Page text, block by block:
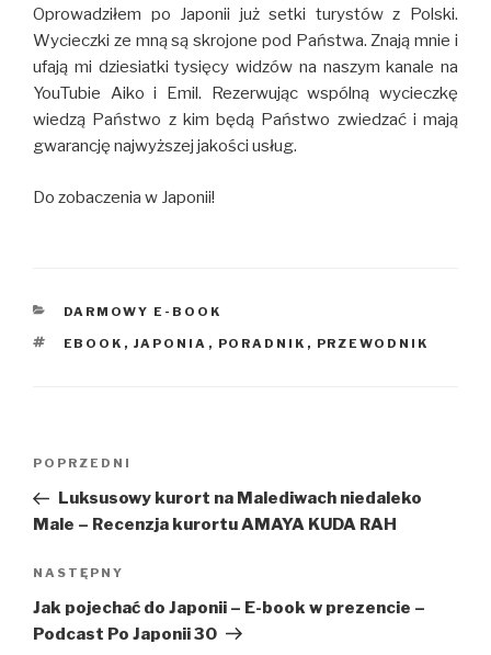
Oprowadziłem po Japonii już setki turystów z Polski.
Wycieczki ze mną są skrojone pod Państwa. Znają mnie i
ufają mi dziesiatki tysięcy widzów na naszym kanale na
YouTubie Aiko i Emil. Rezerwując wspólną wycieczkę
wiedzą Państwo z kim będą Państwo zwiedzać i mają
gwarancję najwyższej jakości usług.
Do zobaczenia w Japonii!
KATEGORIE
DARMOWY E-BOOK
TAGI
EBOOK , JAPONIA , PORADNIK , PRZEWODNIK
Poprzedni
wpis
POPRZEDNI
Luksusowy kurort na Malediwach niedaleko
Male – Recenzja kurortu AMAYA KUDA RAH
Następny
wpis
NASTĘPNY
Jak pojechać do Japonii – E-book w prezencie –
Podcast Po Japonii 30